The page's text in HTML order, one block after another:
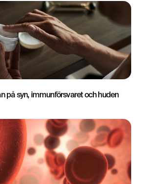
på syn, immunförsvaret och huden